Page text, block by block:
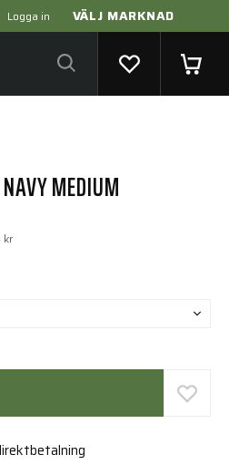
Logga in VÄLJ MARKNAD
MEDIUM